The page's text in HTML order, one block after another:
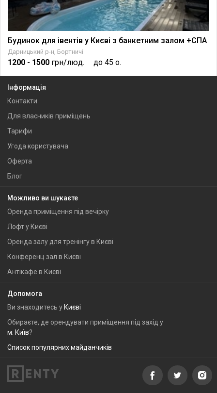
Будинок для івентів у Києві з банкетним залом +СПА
Дарницький р-н, Бортничі
1200 - 1500 грн/люд. до 45 о.
Інформація
Контакти
Для власників приміщень
Тарифи
Угода користувача
Оферта
Блог
Можливо ви шукаєте
Оренда приміщення під вечірку
Лофт у Києві
Оренда залу для тренінгу в Києві
Конференц зал в Києві
Антікафе в Києві
Допомога
Ви знаходитесь у Києві
Обираєте, де орендувати приміщення під захід у
м. Київ?
Список популярних майданчиків